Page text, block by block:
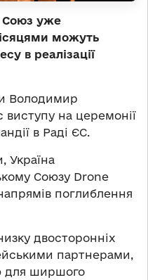
Союз уже
можуть
в реалізації
Володимир
виступу на церемонії
в Раді ЄС.
Україна
Союзу Drone
поглиблення
двосторонніх
партнерами,
для ширшого